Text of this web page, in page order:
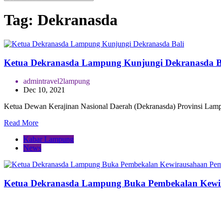
Tag: Dekranasda
Ketua Dekranasda Lampung Kunjungi Dekranasda
admintravel2lampung
Dec 10, 2021
Ketua Dewan Kerajinan Nasional Daerah (Dekranasda) Provinsi
Read More
Kabar Lampung
News
Ketua Dekranasda Lampung Buka Pembekalan